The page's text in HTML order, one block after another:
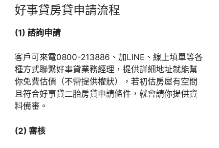
好事貸房貸申請流程
(1) 諮詢申請
客戶可來電0800-213886、加LINE、線上填單等各
種方式聯繫好事貸業務經理，提供詳細地址就能幫
你免費估價（不需提供權狀），若初估房屋有空間
且符合好事貸二胎房貸申請條件，就會請你提供資
料備審。
(2) 審核